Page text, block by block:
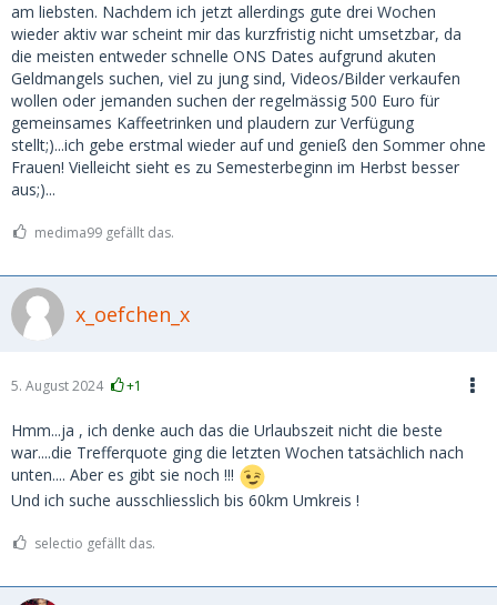
am liebsten. Nachdem ich jetzt allerdings gute drei Wochen
wieder aktiv war scheint mir das kurzfristig nicht umsetzbar, da
die meisten entweder schnelle ONS Dates aufgrund akuten
Geldmangels suchen, viel zu jung sind, Videos/Bilder verkaufen
wollen oder jemanden suchen der regelmässig 500 Euro für
gemeinsames Kaffeetrinken und plaudern zur Verfügung
stellt;)...ich gebe erstmal wieder auf und genieß den Sommer ohne
Frauen! Vielleicht sieht es zu Semesterbeginn im Herbst besser
aus;)...
medima99 gefällt das.
x_oefchen_x
5. August 2024 +1
Hmm...ja , ich denke auch das die Urlaubszeit nicht die beste
war....die Trefferquote ging die letzten Wochen tatsächlich nach
unten.... Aber es gibt sie noch !!!
Und ich suche ausschliesslich bis 60km Umkreis !
selectio gefällt das.